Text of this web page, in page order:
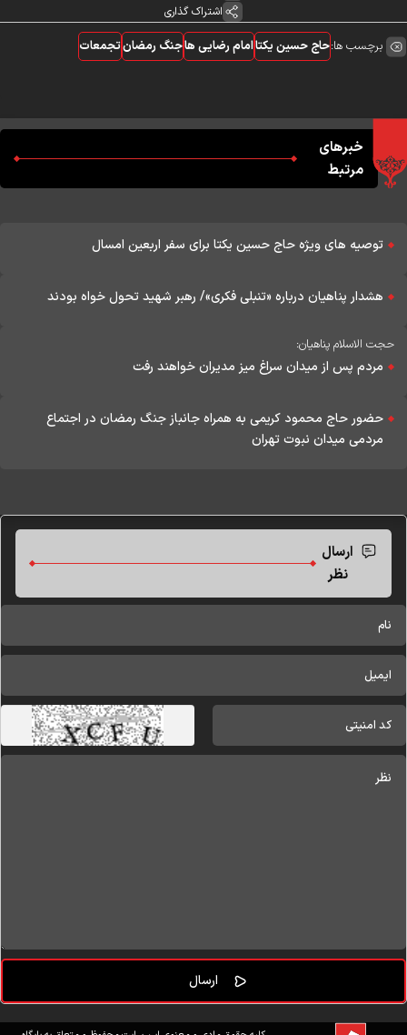
اشتراک گذاری
برچسب ها:حاج حسین یکتاامام رضایی ها جنگ رمضانتجمعات
خبرهای
مرتبط
توصیه های ویژه حاج حسین یکتا برای سفر اربعین امسال
هشدار پناهیان درباره «تنبلی فکری»/ رهبر شهید تحول خواه بودند
حجت الاسلام پناهیان:
مردم پس از میدان سراغ میز مدیران خواهند رفت
حضور حاج محمود کریمی به همراه جانباز جنگ رمضان در اجتماع
مردمی میدان نبوت تهران
ارسال
نظر